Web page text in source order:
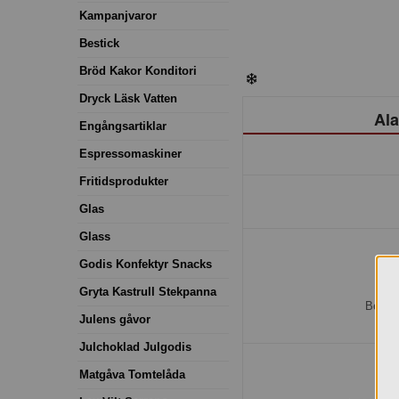
Kampanjvaror
Bestick
Bröd Kakor Konditori
Dryck Läsk Vatten
Engångsartiklar
Espressomaskiner
Fritidsprodukter
Glas
Glass
Godis Konfektyr Snacks
Gryta Kastrull Stekpanna
Julens gåvor
Julchoklad Julgodis
Matgåva Tomtelåda